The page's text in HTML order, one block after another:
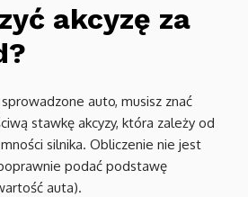
akcyzę za
auto, musisz znać
stawkę akcyzy, która zależy od
silnika. Obliczenie nie jest
podać podstawę
auta).